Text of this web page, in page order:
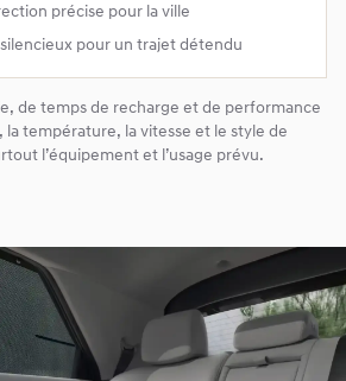
précise pour la ville
pour un trajet détendu
de temps de recharge et de performance
la température, la vitesse et le style de
l’équipement et l’usage prévu.